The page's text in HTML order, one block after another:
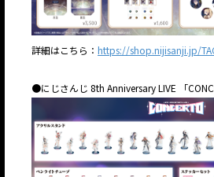
詳細はこちら： https://shop.nijisanji.jp/
●にじさんじ 8th Anniversary LIVE 「